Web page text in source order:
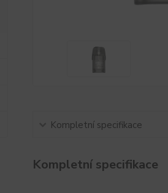
Kompletní specifikace
Kompletní specifikace